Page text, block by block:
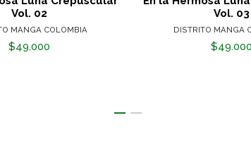
Vol. 02
MANGA COLOMBIA
$49.000
Vol. 03
DISTRITO MANGA
$49.000